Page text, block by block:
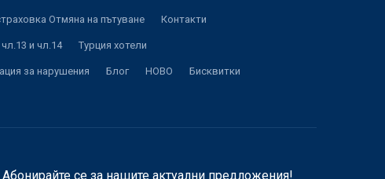
Отмяна на пътуване Контакти
и чл.14 Турция хотели
за нарушения Блог НОВО Бисквитки
Абонирайте се за нашите актуални предложения!